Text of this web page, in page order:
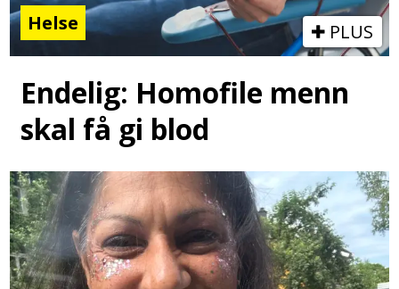
Helse PLUS
Endelig: Homofile menn
skal få gi blod